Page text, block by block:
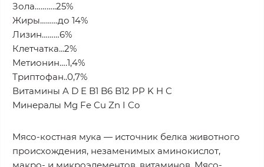
Зола………..25%
Жиры………до 14%
Лизин………6%
Клетчатка...2%
Метионин….1,4%
Триптофан..0,7%
Витамины A D E B1 B6 B12 PP K H C
Минералы Mg Fe Cu Zn I Co
Мясо-костная мука — источник белка животного
происхождения, незаменимых аминокислот,